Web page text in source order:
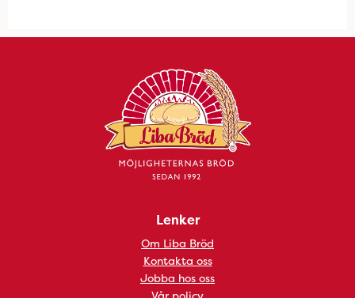
Lenker
Om Liba Bröd
Kontakta oss
Jobba hos oss